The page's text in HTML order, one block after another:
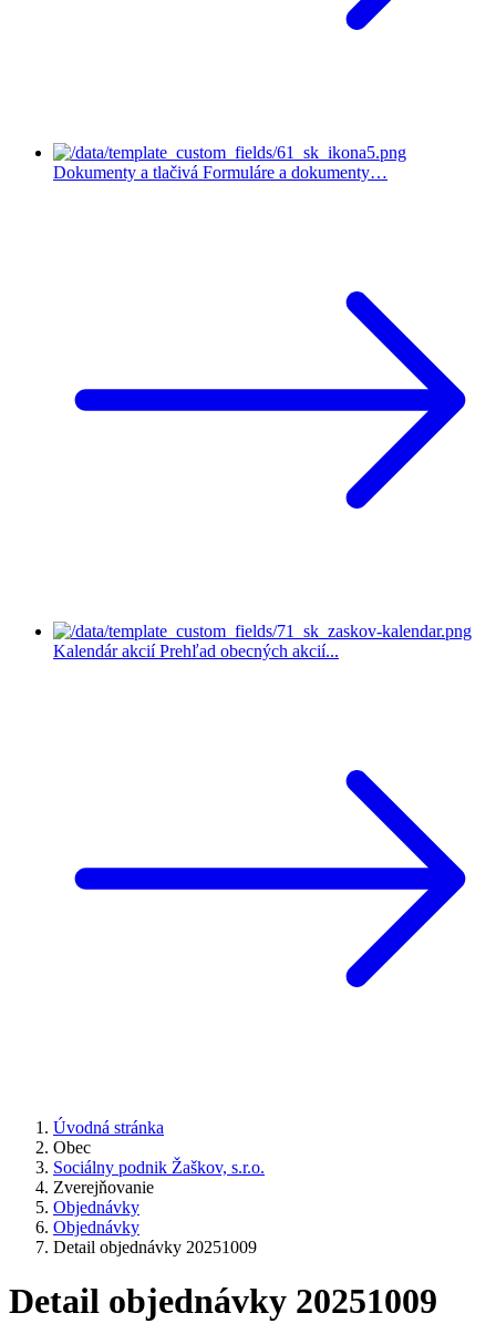
Dokumenty a tlačivá Formuláre a dokumenty…
Kalendár akcií Prehľad obecných akcií...
Úvodná stránka
Obec
Sociálny podnik Žaškov, s.r.o.
Zverejňovanie
Objednávky
Objednávky
Detail objednávky 20251009
Detail objednávky 20251009